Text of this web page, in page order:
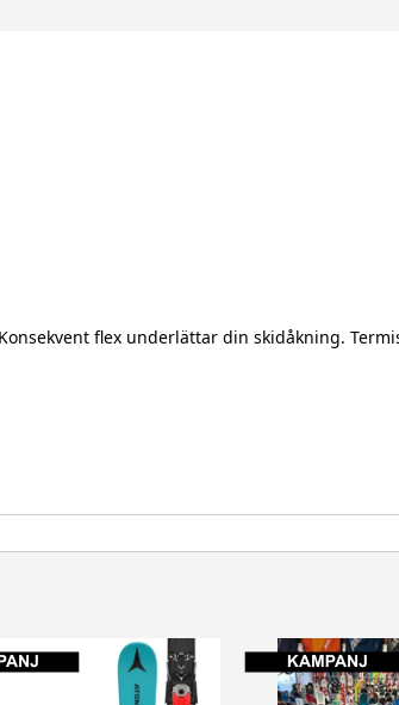
flex underlättar din skidåkning.